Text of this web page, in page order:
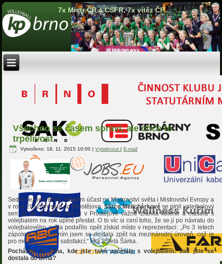
7x Mistr ČR a ČSFR, 7x vítěz ČP
Všechno se časem spraví, ale chce to
trpělivost
Vytvořeno: 18. 11. 2015 10:00 |Vytisknout|E-mail
Sedm sezón v Brně, mezitím účast na Mistrovství světa i Mistrovství Evropy a
v roce 2012 přestup do Prostějova. Šárce Melichárkovése plnil volejbalový
sen až do té doby, než si v Prostějově vážně zranila koleno a musela s
volejbalem na rok úplně přestat. O to víc si cení toho, že se jí po návratu do
volejbalového světa podařilo opět získat místo v reprezentaci: „Po 3 letech
zápolení se zraněním jsem se dostala zpět na mezinárodní úroveň, což je
pro mě tou největší satisfakcí,“ říká 25letá Šárka.
Pocházíte ze Zlína, kde jste také začínala s volejbalem. Jak jste se
dostala do Brna?